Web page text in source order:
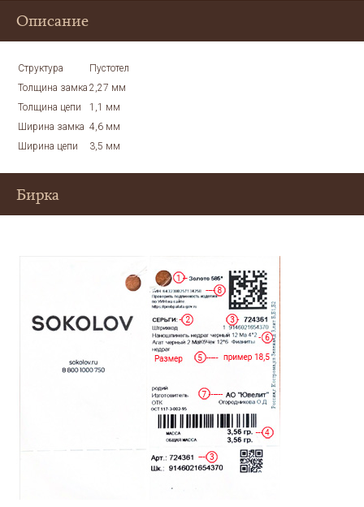
Описание
Структура
Пустотел
Толщина замка 2,27 мм
Толщина цепи
1,1 мм
Ширина замка 4,6 мм
Ширина цепи
3,5 мм
Бирка